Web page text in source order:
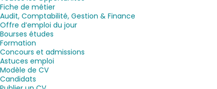
Fiche de métier
Audit, Comptabilité, Gestion & Finance
Offre d’emploi du jour
Bourses études
Formation
Concours et admissions
Astuces emploi
Modèle de CV
Candidats